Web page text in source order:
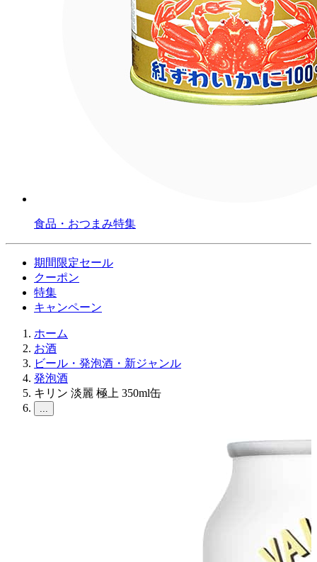
食品・おつまみ特集
期間限定セール
クーポン
特集
キャンペーン
ホーム
お酒
ビール・発泡酒・新ジャンル
発泡酒
キリン 淡麗 極上 350ml缶
...